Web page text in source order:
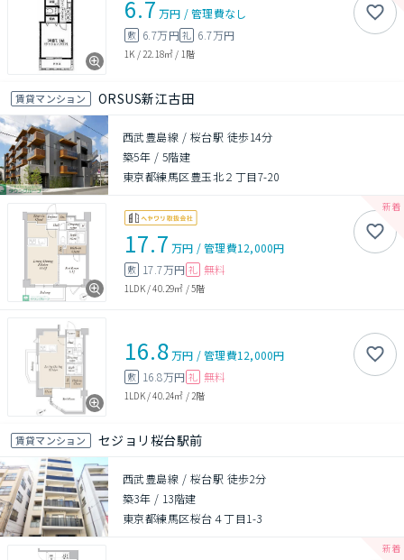
6.7 万円 /管理費なし
敷 6.7万円礼 6.7万円
1K / 22.18㎡ / 1階
賃貸マンション ORSUS新江古田
西武豊島線 / 桜台駅 徒歩14分
築5年 / 5階建
東京都練馬区豊玉北２丁目7-20
17.7 万円 /管理費12,000円
敷 17.7万円 礼 無料
1LDK/40.29㎡ /5階
16.8万円 /管理費12,000円
敷 16.8万円 礼 無料
1LDK/40.24㎡ / 2階
賃貸マンション セジョリ桜台駅前
西武豊島線 / 桜台駅 徒歩2分
築3年 / 13階建
東京都練馬区桜台４丁目1-3